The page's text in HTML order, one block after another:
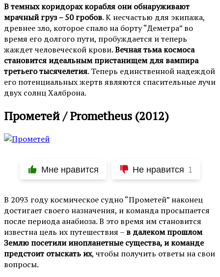
В темных коридорах корабля они обнаруживают
мрачный груз – 50 гробов. К несчастью для экипажа,
древнее зло, которое спало на борту “Деметра” во
время его долгого пути, пробуждается и теперь
жаждет человеческой крови.Вечная тьма космоса
становится идеальным пристанищем для вампира
третьего тысячелетия. Теперь единственной надеждой
его потенциальных жертв являются спасительные лучи
двух солнц Халброна.
Прометей / Prometheus (2012)
Мне нравится Не нравится 1
В 2093 году космическое судно “Прометей” наконец
достигает своего назначения, и команда просыпается
после периода анабиоза. В это время им становится
известна цель их путешествия – в далеком прошлом
Землю посетили инопланетные существа, и команде
предстоит отыскать их, чтобы получить ответы на свои
вопросы.